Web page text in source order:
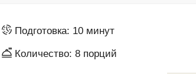
Подготовка: 10 минут
Количество: 8 порций